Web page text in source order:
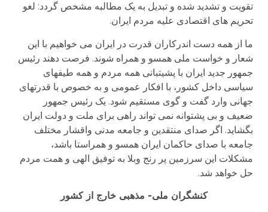
تقویت و تشدید شده و تبدیل به یک مطالبه مشخص گردد: لغو
تحریم های اقتصادی علیه مردم ایران.
ما از همه دست اندرکاران قدرت در ایران می خواهیم با این
شعار و خواست ملی همسو و همراه شوند. فرصت دهند رئیس
جمهور جدید ایران با پشیتبانی همه مردم و همه طیفهای
سیاسی داخل کشور، با افکار عمومی و به خصوص با قدرتهای
جهانی وارد گفت و گوی مستقیم شود. یک رئیس جمهور
ضعیف و بی پشتوانه نمی تواند راهی برای ملت و دولت ایران
بگشاید. اگر صدای منتقدین و جامعه مدنی واقشار مختلف
جامعه با صدای حاکمان ایران همسو و همراستا باشد،
مشکلات این سرزمین پر رنج وبلا به توفیق الهی و همت مردم
حل خواهد شد.
کنشگران ملی- مذهبی خارج از کشور